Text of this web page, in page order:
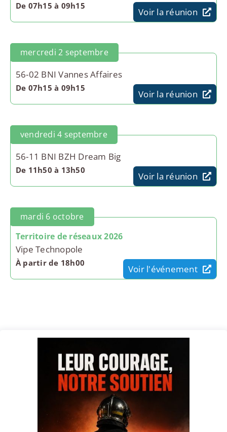
De 07h15 à 09h15
Voir la réunion
mercredi 2 septembre
56-02 BNI Vannes Affaires
De 07h15 à 09h15
Voir la réunion
vendredi 4 septembre
56-11 BNI BZH Dream Big
De 11h50 à 13h50
Voir la réunion
mardi 6 octobre
Territoire de réseaux 2026
Vipe Technopole
À partir de 18h00
Voir l'événement